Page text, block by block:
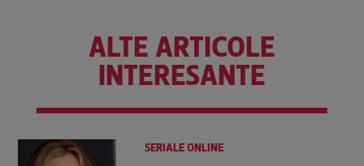
ALTE ARTICOLE
INTERESANTE
SERIALE ONLINE